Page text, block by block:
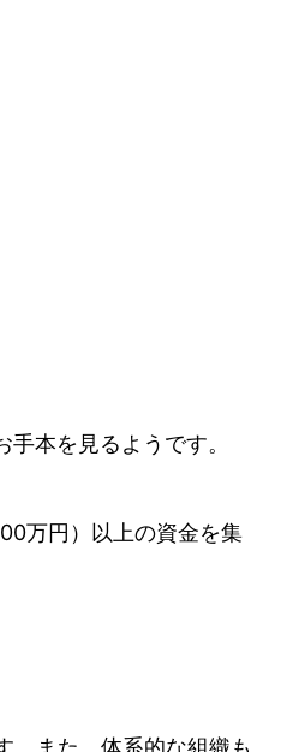
本を見るようです。
万円）以上の資金を集
。また、体系的な組織も